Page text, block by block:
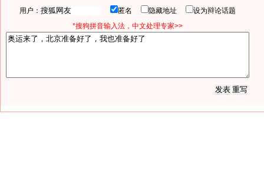
用户： 匿名 隐藏地址
设为辩论话题
*搜狗拼音输入法，中文处理专家>>